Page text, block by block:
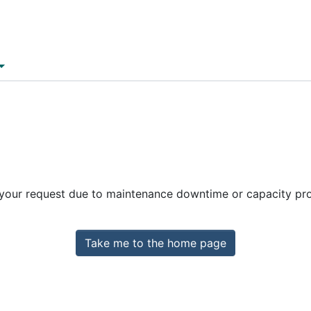
request due to maintenance downtime or capacity
Take me to the home page